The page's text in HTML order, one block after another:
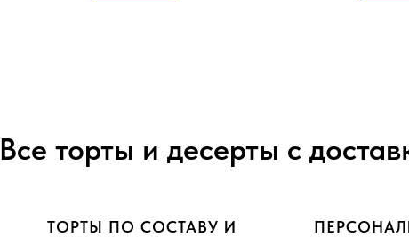
Все торты и десерты с
ТОРТЫ ПО СОСТАВУ И